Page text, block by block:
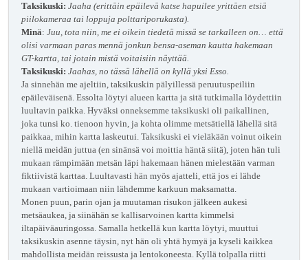
Taksikuski: Jaaha (erittäin epäilevä katse hapuilee yrittäen etsiä
piilokameraa tai loppuja polttariporukasta).
Minä: Juu, tota niin, me ei oikein tiedetä missä se tarkalleen on… että
olisi varmaan paras mennä jonkun bensa-aseman kautta hakemaan
GT-kartta, tai jotain mistä voitaisiin näyttää.
Taksikuski: Jaahas, no tässä lähellä on kyllä yksi Esso.
Ja sinnehän me ajeltiin, taksikuskin pälyillessä peruutuspeiliin
epäileväisenä. Essolta löytyi alueen kartta ja sitä tutkimalla löydettiin
luultavin paikka. Hyväksi onneksemme taksikuski oli paikallinen,
joka tunsi ko. tienoon hyvin, ja kohta olimme metsätiellä lähellä sitä
paikkaa, mihin kartta laskeutui. Taksikuski ei vieläkään voinut oikein
niellä meidän juttua (en sinänsä voi moittia häntä siitä), joten hän tuli
mukaan rämpimään metsän läpi hakemaan hänen mielestään varman
fiktiivistä karttaa. Luultavasti hän myös ajatteli, että jos ei lähde
mukaan vartioimaan niin lähdemme karkuun maksamatta.
Monen puun, parin ojan ja muutaman risukon jälkeen aukesi
metsäaukea, ja siinähän se kallisarvoinen kartta kimmelsi
iltapäiväauringossa. Samalla hetkellä kun kartta löytyi, muuttui
taksikuskin asenne täysin, nyt hän oli yhtä hymyä ja kyseli kaikkea
mahdollista meidän reissusta ja lentokoneesta. Kyllä tolpalla riitti